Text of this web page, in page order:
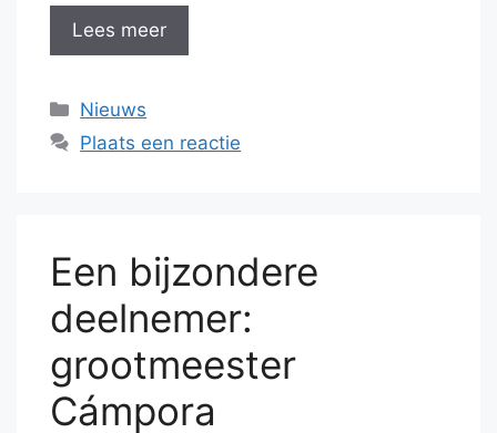
Lees meer
Categorieën
Nieuws
Plaats een reactie
Een bijzondere
deelnemer:
grootmeester
Cámpora